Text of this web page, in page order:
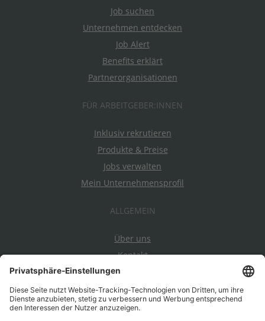
Job suchen
Unternehmen entdecken
Job Alert
Benefits erklärt
Partnerorganisationen
FÜR ARBEITGEBER:INNEN
Inklusiv rekrutieren
Produkte & Preise
Jobs verwalten
Mein Unternehmensprofil
ALLGEMEIN
Über uns
Kontakt
Datenschutz
Impressum
AGBs